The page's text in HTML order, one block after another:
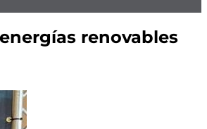
renovables